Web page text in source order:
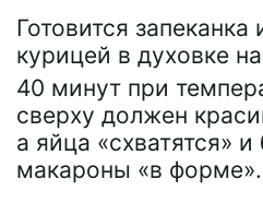
Готовится
курицей в духовке
40 минут при
сверху должен
а яйца «схватятся»
макароны «в форме».